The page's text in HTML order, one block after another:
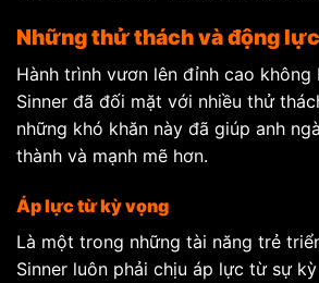
Những thử thách và động
Hành trình vươn lên đỉnh cao không
Sinner đã đối mặt với nhiều thử
những khó khăn này đã giúp anh
thành và mạnh mẽ hơn.
Áp lực từ kỳ vọng
Là một trong những tài năng trẻ
Sinner luôn phải chịu áp lực từ sự